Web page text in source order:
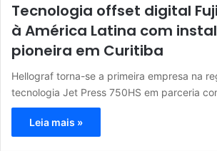
Tecnologia offset digital
à América Latina com
pioneira em Curitiba
Hellograf torna-se a primeira empresa na
tecnologia Jet Press 750HS em parceria
Leia mais »